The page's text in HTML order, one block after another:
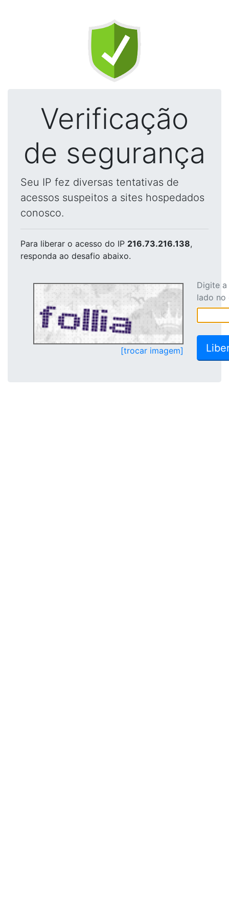
Verificação
de segurança
Seu IP fez diversas tentativas de
acessos suspeitos a sites hospedados
conosco.
Para liberar o acesso do IP 216.73.216.138,
responda ao desafio abaixo.
[trocar imagem]
Digite
lado no